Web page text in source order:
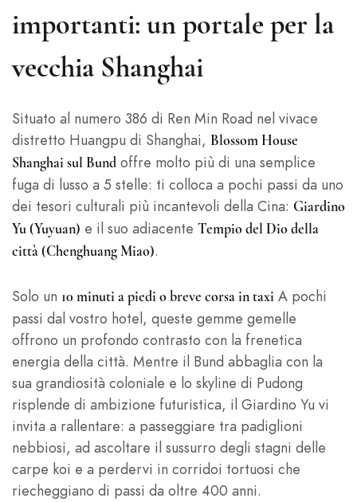
importanti: un portale per la
vecchia Shanghai
Situato al numero 386 di Ren Min Road nel vivace
distretto Huangpu di Shanghai, Blossom House
Shanghai sul Bund offre molto più di una semplice
fuga di lusso a 5 stelle: ti colloca a pochi passi da uno
dei tesori culturali più incantevoli della Cina: Giardino
Yu (Yuyuan) e il suo adiacente Tempio del Dio della
città (Chenghuang Miao).
Solo un 10 minuti a piedi o breve corsa in taxi A pochi
passi dal vostro hotel, queste gemme gemelle
offrono un profondo contrasto con la frenetica
energia della città. Mentre il Bund abbaglia con la
sua grandiosità coloniale e lo skyline di Pudong
risplende di ambizione futuristica, il Giardino Yu vi
invita a rallentare: a passeggiare tra padiglioni
nebbiosi, ad ascoltare il sussurro degli stagni delle
carpe koi e a perdervi in corridoi tortuosi che
riecheggiano di passi da oltre 400 anni.